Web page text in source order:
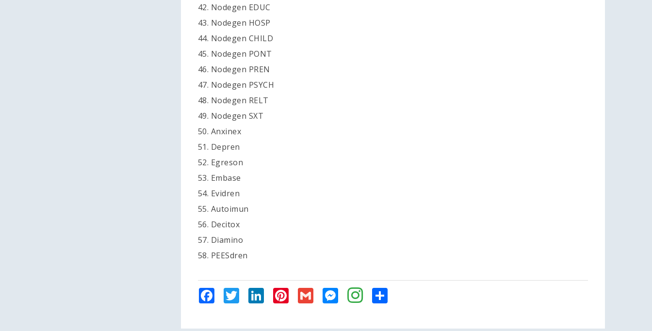
42. Nodegen EDUC
43. Nodegen HOSP
44. Nodegen CHILD
45. Nodegen PONT
46. Nodegen PREN
47. Nodegen PSYCH
48. Nodegen RELT
49. Nodegen SXT
50. Anxinex
51. Depren
52. Egreson
53. Embase
54. Evidren
55. Autoimun
56. Decitox
57. Diamino
58. PEESdren
FacebookTwitterLinkedInPinterest
Gmail Messenger